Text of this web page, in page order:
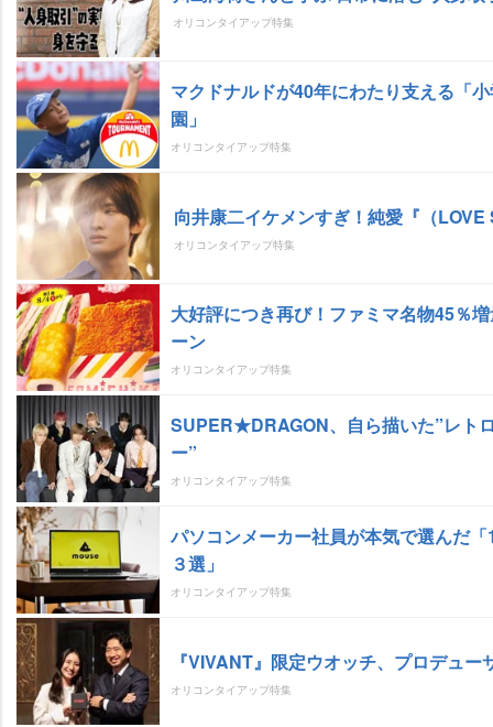
オリコンタイアップ特集
マクドナルドが40年にわたり支える「
園」
オリコンタイアップ特集
向井康二イケメンすぎ！純愛『（LOVE
オリコンタイアップ特集
大好評につき再び！ファミマ名物45％
ーン
オリコンタイアップ特集
SUPER★DRAGON、自ら描いた”レト
ー”
オリコンタイアップ特集
パソコンメーカー社員が本気で選んだ
３選」
オリコンタイアップ特集
『VIVANT』限定ウオッチ、プロデュー
オリコンタイアップ特集